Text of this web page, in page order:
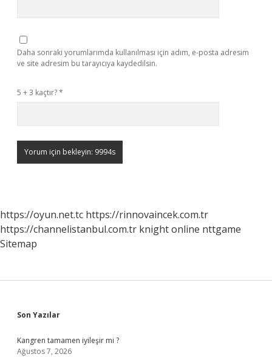
Daha sonraki yorumlarımda kullanılması için adım, e-posta adresim
ve site adresim bu tarayıcıya kaydedilsin.
5 + 3 kaçtır?*
https://oyun.net.tc https://rinnovaincek.com.tr
https://channelistanbul.com.tr knight online nttgame
Sitemap
Sidebar
Son Yazılar
Kangren tamamen iyileşir mi ?
Ağustos 7, 2026